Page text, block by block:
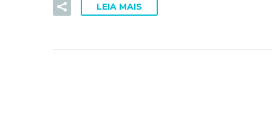
LEIA MAIS